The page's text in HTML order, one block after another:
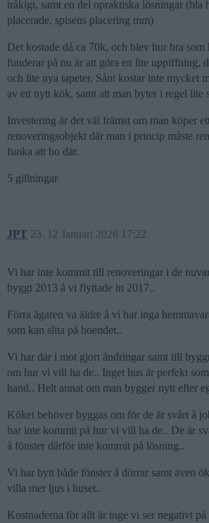
tråkigt, samt en del opraktiska lösningar (bla
placerade, spisens placering mm)
Det kostade då ca 70k, och blev hur bra
funderar på nu är att göra en lite uppiffning,
och lite nya tapeter. Sånt kostar inte mycket
av ett nytt kök, samt att man byter i regel lite
Investering är det väl främst om man köper
renoveringsobjekt där man i princip måste
funka att bo där.
5 gillningar
JPT 12 Januari 2026 17:22
23
Vi har inte kommit till renoveringar i de
byggt 2013 å vi flyttade in 2017..
Förra ägaren va äldre å vi har inga
som kan slita på boendet..
Vi har där i mot gjort ändringar samt till
om hur vi vill ha de.. Inget hus är perfekt
hand.. Helt annat om man bygger nytt efter
Köket behöver byggas om för de är svårt å
har inte kommit på hur vi vill ha de.. De är
å fönster därför inte kommit på lösning..
Vi har bytt både fönster å dörrar samt även
villa mer ljus i huset..
Kostnaderna för allt är inge vi ser negativt på